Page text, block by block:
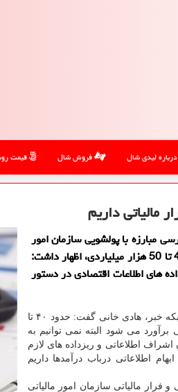
درباره لیدی شال فروش شال قیمت
مبارزه با پولشویی سازمان امور
مالیاتی با اشاره به فرار مالیاتی 40 تا 50 هزار میلیاردی، اظهار داشت:
های اطلاعات اقتصادی در دستور
به گزارش لیدی شال به نقل از شبكه خبر، هادی خانی گفت: حدود ۴۰ تا
برآورد می شود البته نمی توانیم به
اطلاعاتی و ریزداده های لازم
اطلاعاتی درباب درآمدها داریم
فرار مالیاتی سازمان امور مالیاتی